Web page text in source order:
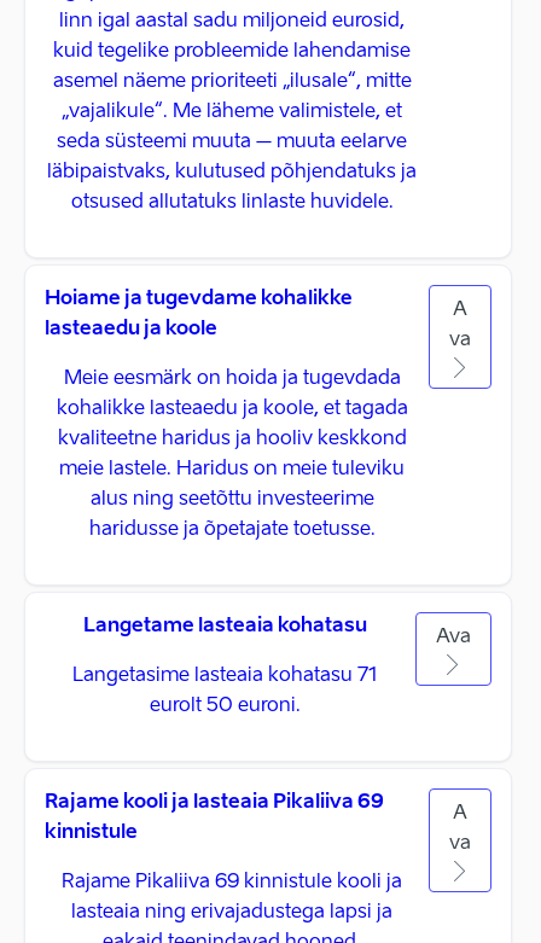
linn igal aastal sadu miljoneid eurosid,
kuid tegelike probleemide lahendamise
asemel näeme prioriteeti „ilusale“, mitte
„vajalikule“. Me läheme valimistele, et
seda süsteemi muuta – muuta eelarve
läbipaistvaks, kulutused põhjendatuks ja
otsused allutatuks linlaste huvidele.
Hoiame ja tugevdame kohalikke
lasteaedu ja koole
Meie eesmärk on hoida ja tugevdada
kohalikke lasteaedu ja koole, et tagada
kvaliteetne haridus ja hooliv keskkond
meie lastele. Haridus on meie tuleviku
alus ning seetõttu investeerime
haridusse ja õpetajate toetusse.
A
va
Langetame lasteaia kohatasu
Langetasime lasteaia kohatasu 71
eurolt 50 euroni.
Ava
Rajame kooli ja lasteaia Pikaliiva 69
kinnistule
Rajame Pikaliiva 69 kinnistule kooli ja
lasteaia ning erivajadustega lapsi ja
A
va